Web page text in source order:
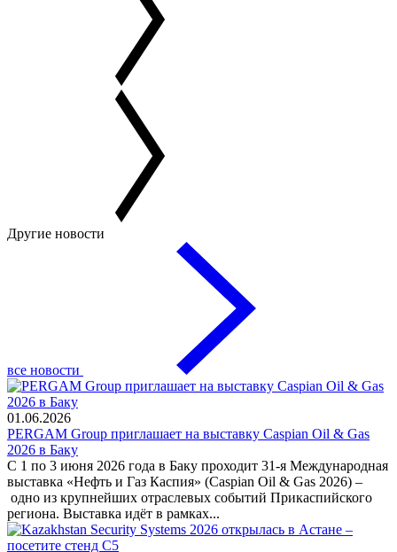
Другие новости
все новости
01.06.2026
PERGAM Group приглашает на выставку Caspian Oil & Gas
2026 в Баку
С 1 по 3 июня 2026 года в Баку проходит 31-я Международная
выставка «Нефть и Газ Каспия» (Caspian Oil & Gas 2026) –
одно из крупнейших отраслевых событий Прикаспийского
региона. Выставка идёт в рамках...